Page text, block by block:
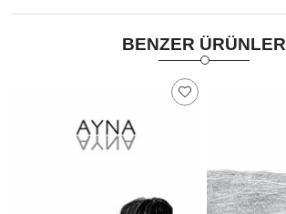
BENZER ÜRÜNLER